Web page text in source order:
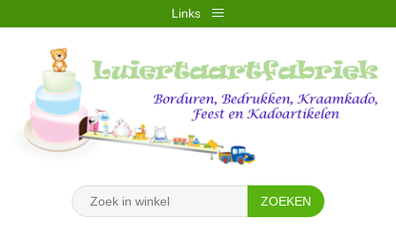
Links
REGISTREREN
WINKELWAGEN (0)